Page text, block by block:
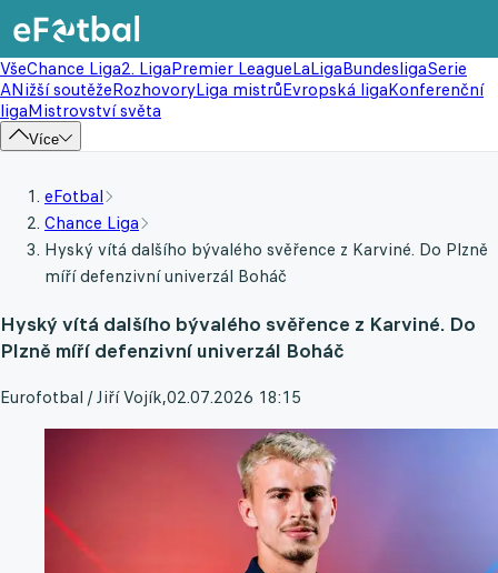
VšeChance Liga2. LigaPremier LeagueLaLigaBundesligaSerie
ANižší soutěžeRozhovoryLiga mistrůEvropská ligaKonferenční
ligaMistrovství světa
Více
eFotbal
Chance Liga
Hyský vítá dalšího bývalého svěřence z Karviné. Do Plzně
míří defenzivní univerzál Boháč
Hyský vítá dalšího bývalého svěřence z Karviné. Do
Plzně míří defenzivní univerzál Boháč
Eurofotbal / Jiří Vojík,02.07.2026 18:15